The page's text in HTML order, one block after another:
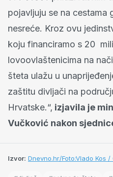
pojavljuju se na cestama
nesreće. Kroz ovu
koju financiramo s 20
lovoovlaštenicima na
šteta ulažu u
zaštitu divljači na
Hrvatske.“, izjavila je
Vučković nakon
Izvor: Dnevno.hr/Foto:Vlado Kos /